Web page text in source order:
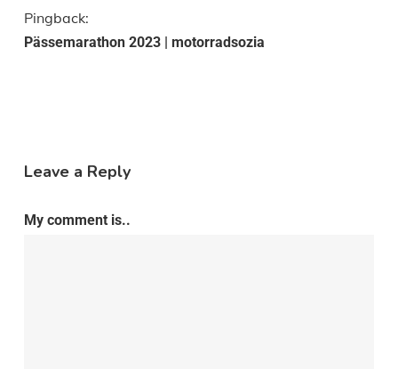
Pingback:
Pässemarathon 2023 | motorradsozia
Leave a Reply
My comment is..